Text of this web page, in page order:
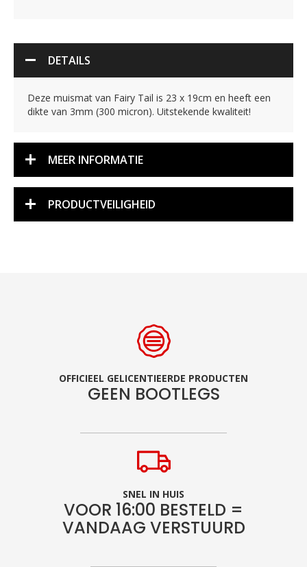
DETAILS
Deze muismat van Fairy Tail is 23 x 19cm en heeft een
dikte van 3mm (300 micron). Uitstekende kwaliteit!
MEER INFORMATIE
PRODUCTVEILIGHEID
OFFICIEEL GELICENTIEERDE PRODUCTEN
GEEN BOOTLEGS
SNEL IN HUIS
VOOR 16:00 BESTELD =
VANDAAG VERSTUURD